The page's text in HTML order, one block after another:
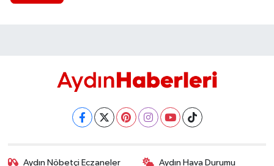
Aydın Nöbetçi Eczaneler Aydın Hava Durumu